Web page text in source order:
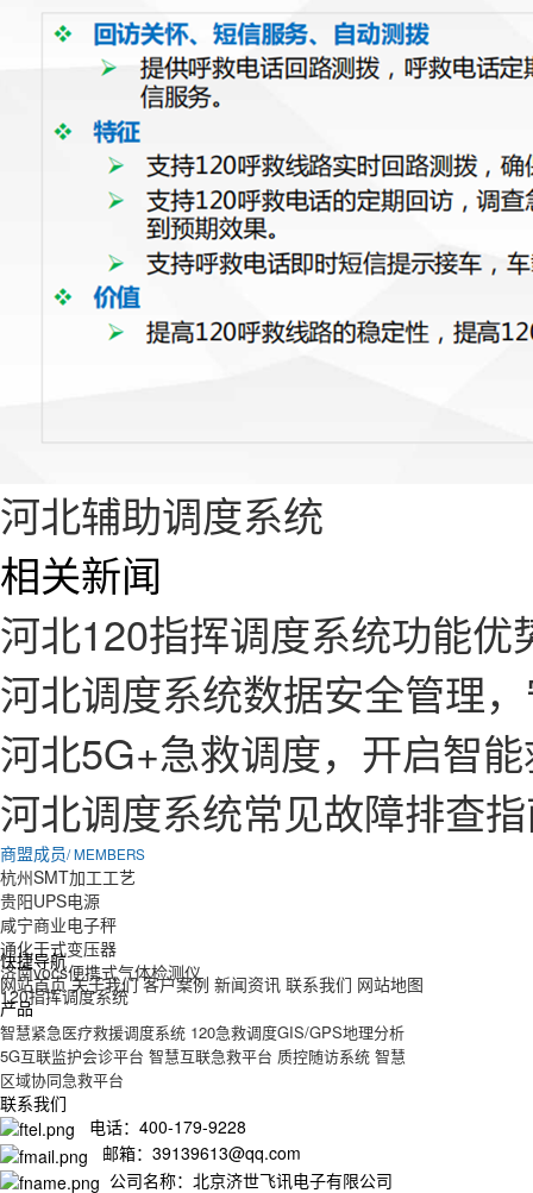
河北辅助调度系统
相关新闻
河北120指挥调度系统功能
河北调度系统数据安全管理
河北5G+急救调度，开启智
河北调度系统常见故障排查
商盟成员/ MEMBERS
杭州SMT加工工艺
贵阳UPS电源
咸宁商业电子秤
通化干式变压器
济南vocs便携式气体检测仪
120指挥调度系统
快捷导航
网站首页 关于我们 客户案例 新闻资讯 联系我们 网站地图
产品
智慧紧急医疗救援调度系统 120急救调度GIS/GPS地理分析
5G互联监护会诊平台 智慧互联急救平台 质控随访系统 智慧
区域协同急救平台
联系我们
电话：400-179-9228
邮箱：39139613@qq.com
公司名称：北京济世飞讯电子有限公司